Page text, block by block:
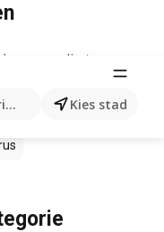
producten...
Kies stad
voor die term.
te